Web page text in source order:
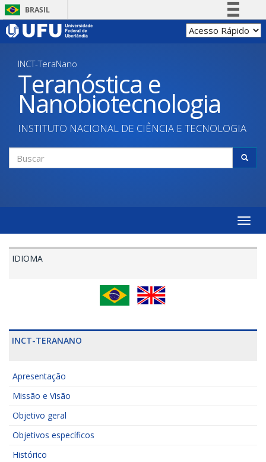
Pular
para
BRASIL
Simplifique!
Acesso à informação
Legislação
Canais
INCT-TeraNano
Teranóstica e
Nanobiotecnologia
INSTITUTO NACIONAL DE CIÊNCIA E TECNOLOGIA
Formulário
Toggle
IDIOMA
INCT-TERANANO
Apresentação
Missão e Visão
Objetivo geral
Objetivos específicos
Histórico